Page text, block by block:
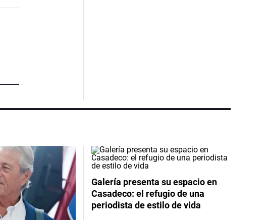
Galería presenta su espacio en
Casadeco: el refugio de una
periodista de estilo de vida